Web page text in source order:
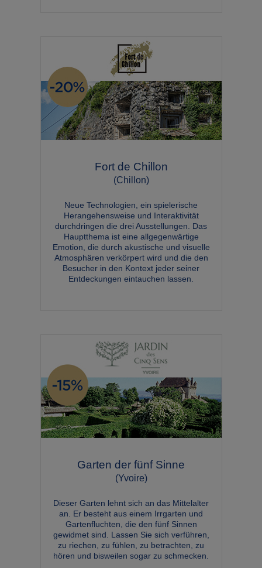
Fort de Chillon
(Chillon)
Neue Technologien, ein spielerische
Herangehensweise und Interaktivität
durchdringen die drei Ausstellungen. Das
Hauptthema ist eine allgegenwärtige
Emotion, die durch akustische und visuelle
Atmosphären verkörpert wird und die den
Besucher in den Kontext jeder seiner
Entdeckungen eintauchen lassen.
Garten der fünf Sinne
(Yvoire)
Dieser Garten lehnt sich an das Mittelalter
an. Er besteht aus einem Irrgarten und
Gartenfluchten, die den fünf Sinnen
gewidmet sind. Lassen Sie sich verführen,
zu riechen, zu fühlen, zu betrachten, zu
hören und bisweilen sogar zu schmecken.